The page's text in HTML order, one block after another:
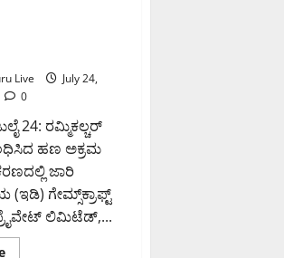
Live
July 24,
0
24: ರಮ್ಮಿಕಲ್ಚರ್
ಹಣ ಅಕ್ರಮ
ಜಾರಿ
ಗೇಮ್ಸ್‌ಕ್ರಾಫ್ಟ್
ಲಿಮಿಟೆಡ್,...
Read